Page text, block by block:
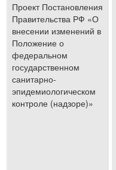
Проект Постановления
Правительства РФ «О
внесении изменений в
Положение о
федеральном
государственном
санитарно-
эпидемиологическом
контроле (надзоре)»